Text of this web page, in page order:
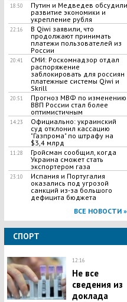
18:50
Путин и Медведев обсудили
развитие экономики и
укрепление рубля
22:16
В Qiwi заявили, что
продолжают принимать
платежи пользователей из
России
20:41
СМИ: Роскомнадзор отдал
распоряжение
заблокировать для россиян
платежные системы Qiwi и
Skrill
20:51
Прогноз МВФ по изменению
ВВП России стал более
оптимистичным
14:23
Официально: украинский
суд отклонил кассацию
"Газпрома" по штрафу на
$3,4 млрд
11:28
Гройсман сообщил, когда
Украина сможет стать
экспортером газа
23:10
Испания и Португалия
оказались под угрозой
санкций из-за большого
дефицита бюджета
ВСЕ НОВОСТИ »
СПОРТ
12:16
Не все
сведения из
доклада